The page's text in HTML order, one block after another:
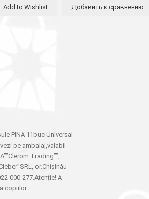
Add to Wishlist Добавить к сравнению
PINA 11buc Universal
pe ambalaj,valabil
Trading””,
or.Chișinău
000-277.Atenție! A
copiilor.